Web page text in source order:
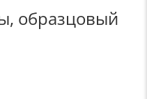
образцовый